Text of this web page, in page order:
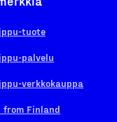
tuote
palvelu
verkkokauppa
from Finland